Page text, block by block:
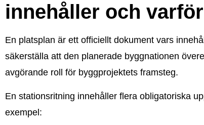
innehåller och
En platsplan är ett officiellt dokument vars
säkerställa att den planerade byggnationen
avgörande roll för byggprojektets framsteg.
En stationsritning innehåller flera obligatoriska
exempel: